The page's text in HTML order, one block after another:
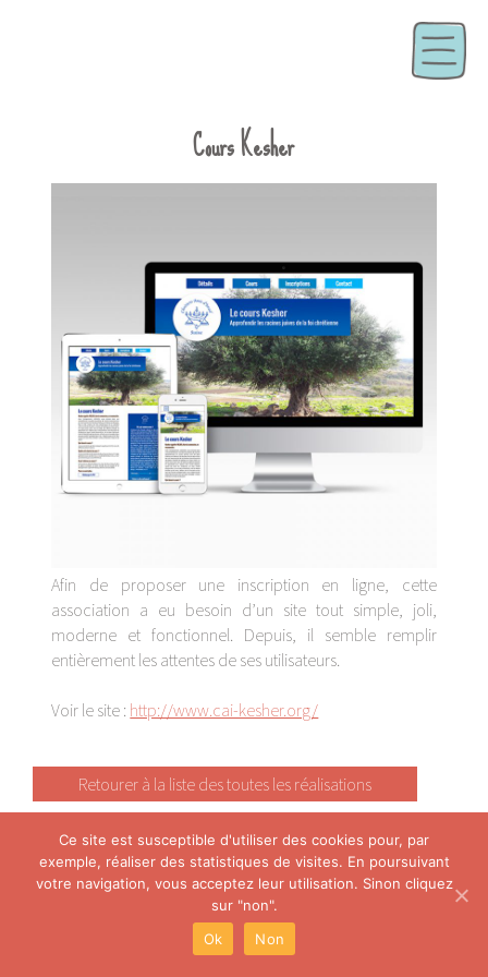
Cours Kesher
Afin de proposer une inscription en ligne, cette
association a eu besoin d’un site tout simple, joli,
moderne et fonctionnel. Depuis, il semble remplir
entièrement les attentes de ses utilisateurs.
Voir le site : http://www.cai-kesher.org/
Retourer à la liste des toutes les réalisations
Ce site est susceptible d'utiliser des cookies pour, par
exemple, réaliser des statistiques de visites. En poursuivant
votre navigation, vous acceptez leur utilisation. Sinon cliquez
sur "non".
Ok
Non
Ce site a été entièrement imaginé et réalisé avec passion parCosycom.ch
© 2022 Cosycom - Lucille Lapierre - Tous droits réservés